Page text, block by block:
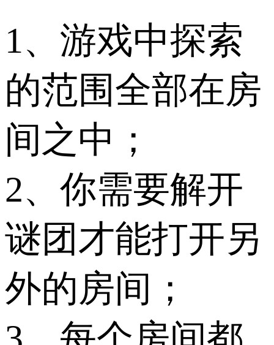
1、游戏中探索
的范围全部在房
间之中；
2、你需要解开
谜团才能打开另
外的房间；